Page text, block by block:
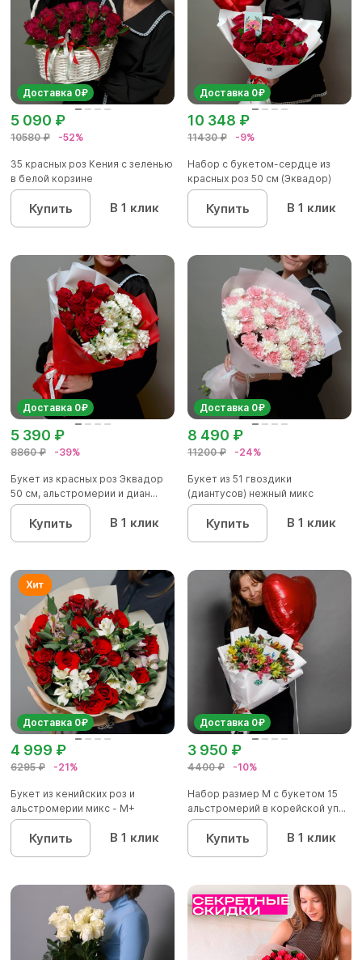
Доставка 0₽
10580 ₽ -52%
5 090 ₽
35 красных роз Кения с зеленью
в белой корзине
Купить В 1 клик
Доставка 0₽
11430 ₽ -9%
10 348 ₽
Набор с букетом-сердце из
красных роз 50 см (Эквадор)
Купить В 1 клик
Доставка 0₽
8860 ₽ -39%
5 390 ₽
Букет из красных роз Эквадор
50 см, альстромерии и диан...
Купить В 1 клик
Доставка 0₽
11200 ₽ -24%
8 490 ₽
Букет из 51 гвоздики
(диантусов) нежный микс
Купить В 1 клик
Доставка 0₽
6295 ₽ -21%
4 999 ₽
Букет из кенийских роз и
альстромерии микс - М+
Купить В 1 клик
Доставка 0₽
4400 ₽ -10%
3 950 ₽
Набор размер M с букетом 15
альстромерий в корейской уп...
Купить В 1 клик